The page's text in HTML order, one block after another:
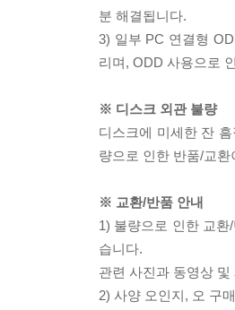
분 해결됩니다.
3) 일부 PC 연결형
리며, ODD 사용으로
※ 디스크 외관 불량
디스크에 미세한 잔
량으로 인한 반품/교환
※ 교환/반품 안내
1) 불량으로 인한 교
습니다.
관련 사진과 동영상
2) 사양 오인지, 오 구